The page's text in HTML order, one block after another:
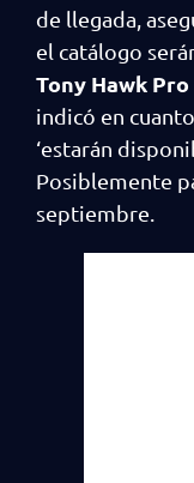
de llegada,
el catálogo
Tony Hawk
indicó en
‘estarán
Posiblemente
septiembre.